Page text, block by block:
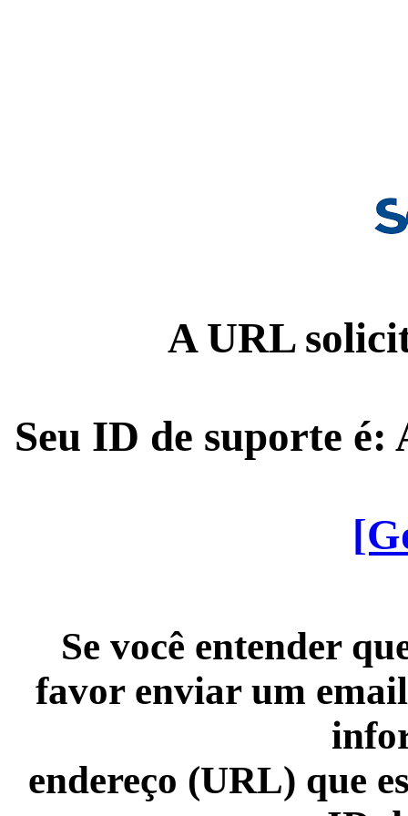
A URL
Seu ID de suporte é:
Se você entender
favor enviar um
endereço (URL) que